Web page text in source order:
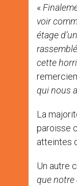
«
voir
étage
cette
qui nous
La
paroisse
atteintes
Un autre
que notre